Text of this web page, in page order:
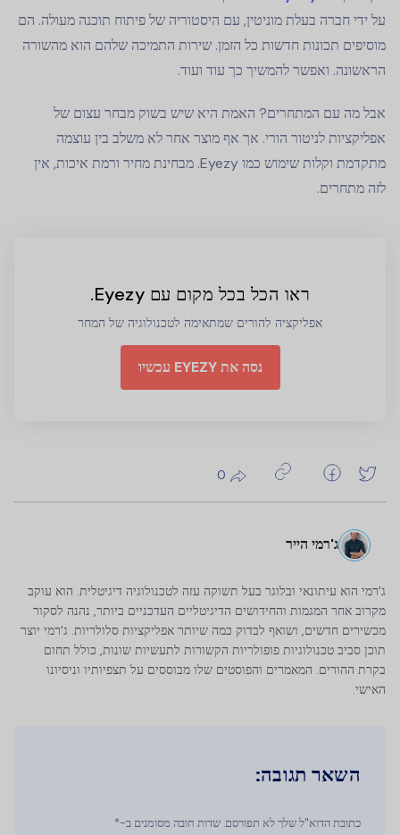
על ידי חברה בעלת מוניטין, עם היסטוריה של פיתוח תוכנה מעולה. הם
מוסיפים תכונות חדשות כל הזמן. שירות התמיכה שלהם הוא מהשורה
הראשונה. ואפשר להמשיך כך עוד ועוד.
אבל מה עם המתחרים? האמת היא שיש בשוק מבחר עצום של
אפליקציות לניטור הורי. אך אף מוצר אחר לא משלב בין עוצמה
מתקדמת וקלות שימוש כמו Eyezy. מבחינת מחיר ורמת איכות, אין
לזה מתחרים.
ראו הכל בכל מקום עם Eyezy.
אפליקציה להורים שמתאימה לטכנולוגיה של המחר
נסה את EYEZY עכשיו
ג'רמי הייר
ג'רמי הוא עיתונאי ובלוגר בעל תשוקה עזה לטכנולוגיה דיגיטלית. הוא עוקב
מקרוב אחר המגמות והחידושים הדיגיטליים העדכניים ביותר, נהנה לסקור
מכשירים חדשים, ושואף לבדוק כמה שיותר אפליקציות סלולריות. ג'רמי יוצר
תוכן סביב טכנולוגיות פופולריות הקשורות לתעשיות שונות, כולל תחום
בקרת ההורים. המאמרים והפוסטים שלו מבוססים על תצפיותיו וניסיונו
האישי.
השאר תגובה:
כתובת הדוא"ל שלך לא תפורסם. שדות חובה מסומנים ב-*